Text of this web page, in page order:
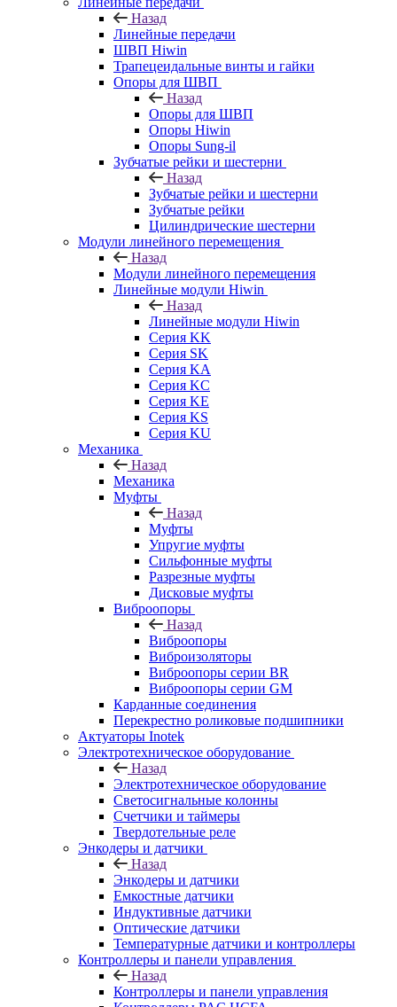
Назад
Линейные передачи
ШВП Hiwin
Трапецеидальные винты и гайки
Опоры для ШВП
Назад
Опоры для ШВП
Опоры Hiwin
Опоры Sung-il
Зубчатые рейки и шестерни
Назад
Зубчатые рейки и шестерни
Зубчатые рейки
Цилиндрические шестерни
Модули линейного перемещения
Назад
Модули линейного перемещения
Линейные модули Hiwin
Назад
Линейные модули Hiwin
Серия KK
Серия SK
Серия KA
Серия KC
Серия KE
Серия KS
Серия KU
Механика
Назад
Механика
Муфты
Назад
Муфты
Упругие муфты
Сильфонные муфты
Разрезные муфты
Дисковые муфты
Виброопоры
Назад
Виброопоры
Виброизоляторы
Виброопоры серии BR
Виброопоры серии GM
Карданные соединения
Перекрестно роликовые подшипники
Актуаторы Inotek
Электротехническое оборудование
Назад
Электротехническое оборудование
Светосигнальные колонны
Счетчики и таймеры
Твердотельные реле
Энкодеры и датчики
Назад
Энкодеры и датчики
Емкостные датчики
Индуктивные датчики
Оптические датчики
Температурные датчики и контроллеры
Контроллеры и панели управления
Назад
Контроллеры и панели управления